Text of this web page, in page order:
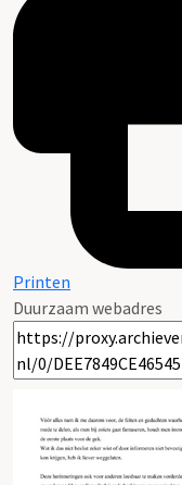
Printen
Duurzaam webadres